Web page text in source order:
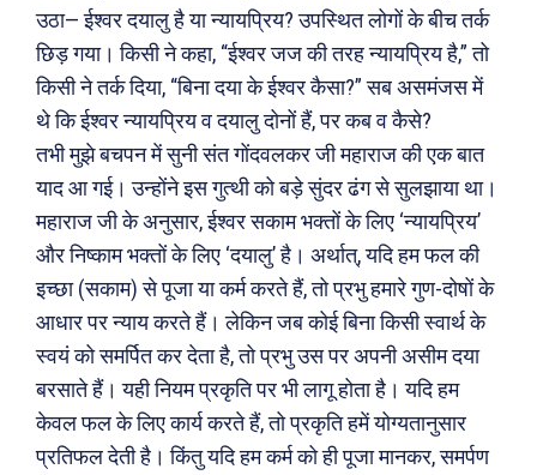
उठा— ईश्वर दयालु है या न्यायप्रिय? उपस्थित लोगों के बीच तर्क
छिड़ गया। किसी ने कहा, “ईश्वर जज की तरह न्यायप्रिय है,” तो
किसी ने तर्क दिया, “बिना दया के ईश्वर कैसा?” सब असमंजस में
थे कि ईश्वर न्यायप्रिय व दयालु दोनों हैं, पर कब व कैसे?
तभी मुझे बचपन में सुनी संत गोंदवलकर जी महाराज की एक बात
याद आ गई। उन्होंने इस गुत्थी को बड़े सुंदर ढंग से सुलझाया था।
महाराज जी के अनुसार, ईश्वर सकाम भक्तों के लिए ‘न्यायप्रिय’
और निष्काम भक्तों के लिए ‘दयालु’ है। अर्थात्, यदि हम फल की
इच्छा (सकाम) से पूजा या कर्म करते हैं, तो प्रभु हमारे गुण-दोषों के
आधार पर न्याय करते हैं। लेकिन जब कोई बिना किसी स्वार्थ के
स्वयं को समर्पित कर देता है, तो प्रभु उस पर अपनी असीम दया
बरसाते हैं। यही नियम प्रकृति पर भी लागू होता है। यदि हम
केवल फल के लिए कार्य करते हैं, तो प्रकृति हमें योग्यतानुसार
प्रतिफल देती है। किंतु यदि हम कर्म को ही पूजा मानकर, समर्पण